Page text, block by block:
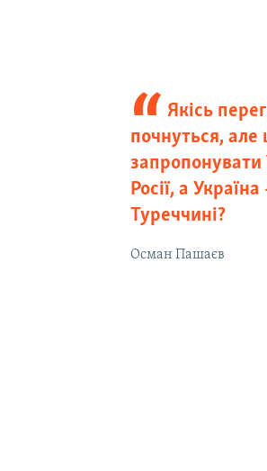
Якісь
почнуться,
запропонувати
Росії, а Україна
Туреччині?
Осман Пашаєв